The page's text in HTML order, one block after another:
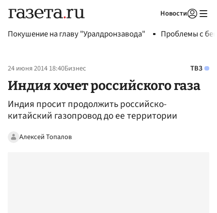
Новости
Покушение на главу "Уралдронзавода" Проблемы с
24 июня 2014 18:40Бизнес ТВЗ
Индия хочет российского газа
Индия просит продолжить российско-
китайский газопровод до ее территории
Алексей Топалов